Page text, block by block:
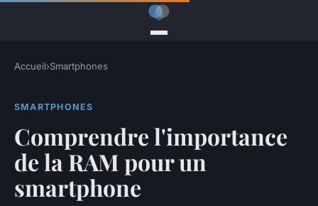
Accueil›Smartphones
SMARTPHONES
Comprendre l'importance
de la RAM pour un
smartphone